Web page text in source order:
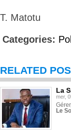
T. Matotu
Categories:
RELATED
La
mer,
Le